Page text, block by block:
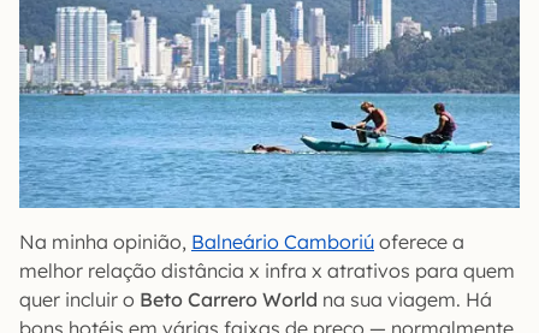
Na minha opinião, Balneário Camboriú oferece a
melhor relação distância x infra x atrativos para quem
quer incluir o Beto Carrero World na sua viagem. Há